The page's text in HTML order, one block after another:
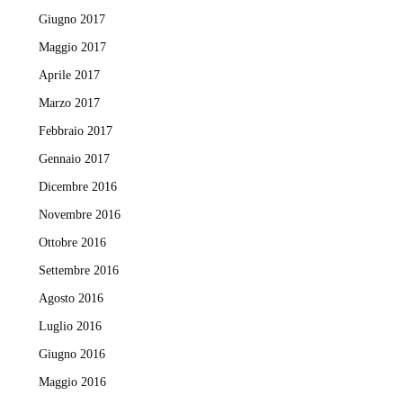
Giugno 2017
Maggio 2017
Aprile 2017
Marzo 2017
Febbraio 2017
Gennaio 2017
Dicembre 2016
Novembre 2016
Ottobre 2016
Settembre 2016
Agosto 2016
Luglio 2016
Giugno 2016
Maggio 2016